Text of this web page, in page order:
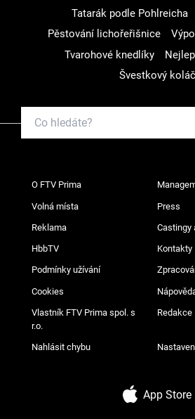
Tatarák podle Pohlreicha
Pěstování lichořeřišnice
Tvarohové knedlíky
Švestkový koláč
O FTV Prima
Volná místa Press
Reklama Castingy
HbbTV Kontakty
Podmínky užívání
Cookies
Vlastník FTV Prima spol. s
r.o.
Redakce
Nahlásit chybu
App Store